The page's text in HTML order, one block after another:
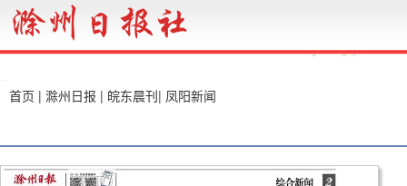
首页 | 滁州日报 | 皖东晨刊| 凤阳新闻